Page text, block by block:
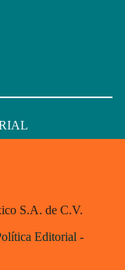
S.A. de C.V.
Editorial -